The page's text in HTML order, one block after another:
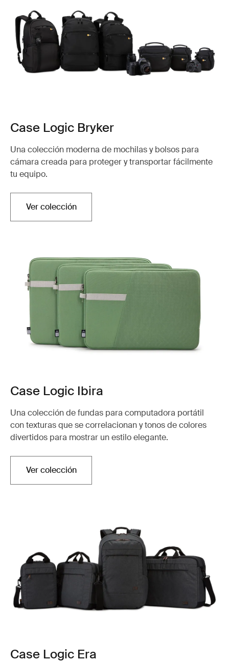
Case Logic Bryker
Una colección moderna de mochilas y bolsos para
cámara creada para proteger y transportar fácilmente
tu equipo.
Ver colección
Case Logic Ibira
Una colección de fundas para computadora portátil
con texturas que se correlacionan y tonos de colores
divertidos para mostrar un estilo elegante.
Ver colección
Case Logic Era